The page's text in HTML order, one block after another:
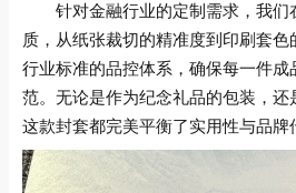
针对金融行业的定制需求，我们
质，从纸张裁切的精准度到印刷套
行业标准的品控体系，确保每一件
范。无论是作为纪念礼品的包装，还
这款封套都完美平衡了实用性与品牌